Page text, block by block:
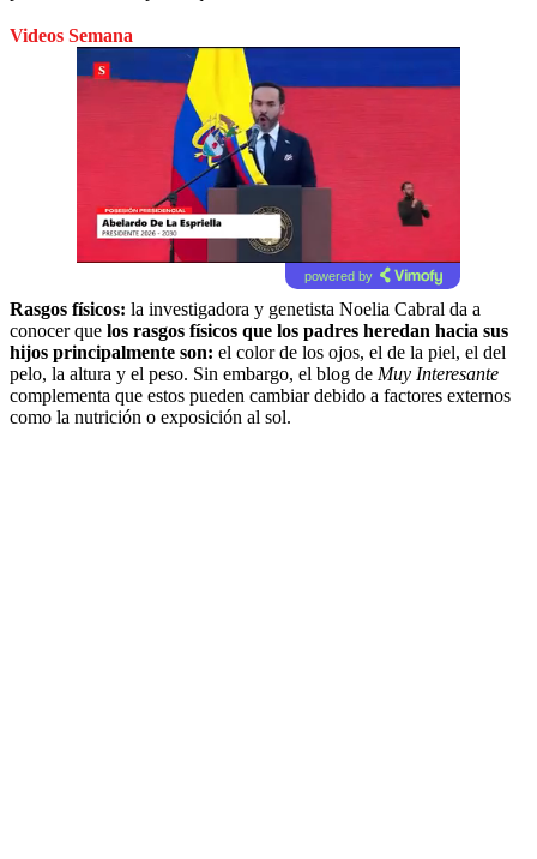
Videos Semana
powered by
Rasgos físicos: la investigadora y genetista Noelia Cabral da a
conocer que los rasgos físicos que los padres heredan hacia sus
hijos principalmente son: el color de los ojos, el de la piel, el del
pelo, la altura y el peso. Sin embargo, el blog de Muy Interesante
complementa que estos pueden cambiar debido a factores externos
como la nutrición o exposición al sol.